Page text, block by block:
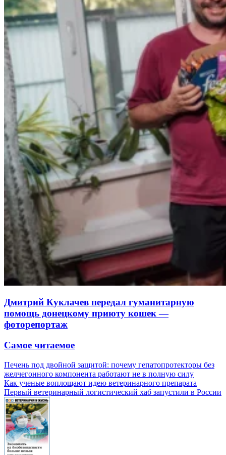
Дмитрий Куклачев передал гуманитарную
помощь донецкому приюту кошек —
фоторепортаж
Самое читаемое
Печень под двойной защитой: почему гепатопротекторы без
желчегонного компонента работают не в полную силу
Как ученые воплощают идею ветеринарного препарата
Первый ветеринарный логистический хаб запустили в России